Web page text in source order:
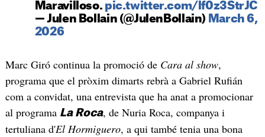
Maravilloso. pic.twitter.com/lf0z3StrJC
— Julen Bollain (@JulenBollain) March 6,
2026
Marc Giró continua la promoció de Cara al show,
programa que el pròxim dimarts rebrà a Gabriel Rufián
com a convidat, una entrevista que ha anat a promocionar
al programa La Roca, de Nuria Roca, companya i
tertuliana d'El Hormiguero, a qui també tenia una bona